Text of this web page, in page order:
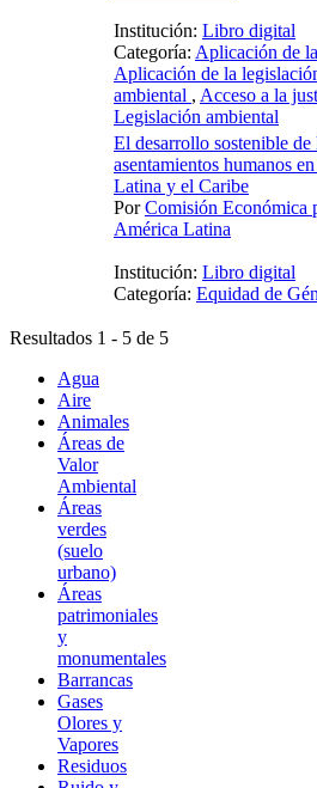
Institución: Libro digital
Categoría: Aplicación de
Aplicación de la
ambiental , Acceso a la
Legislación ambiental
El desarrollo sostenible de
asentamientos humanos
Latina y el Caribe
PorComisión Económica
América Latina
Institución: Libro digital
Categoría: Equidad de
Resultados 1 - 5 de 5
Agua
Aire
Animales
Áreas de
Valor
Ambiental
Áreas
verdes
(suelo
urbano)
Áreas
patrimoniales
y
monumentales
Barrancas
Gases
Olores y
Vapores
Residuos